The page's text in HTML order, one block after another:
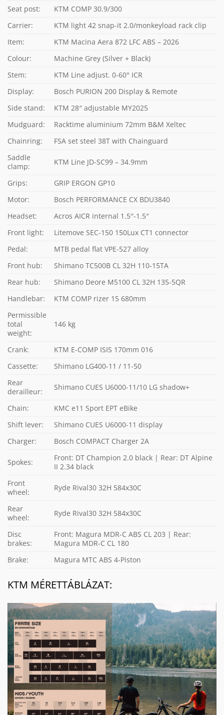
Seat post:
KTM COMP 30.9/300
Carrier:
KTM light 42 snap-it 2.0/monkeyload rack clip
Item:
KTM Macina Aera 872 LFC ABS – 2026
Colour:
Machine Grey (Silver + Black)
Stem:
KTM Line adjust. 0-60° ICR
Display:
Bosch PURION 200 Display & Remote
Side stand:
KTM 28″ adjustable MY2025
Mudguard:
Racktime aluminium 72mm B&M Xeltec
Chainring:
FSA set steel 38T with Chainguard
Saddle
clamp:
KTM Line JD-SC99 – 34.9mm
Grips:
GRIP ERGON GP10
Motor:
Bosch PERFORMANCE CX BDU3840
Headset:
Acros AICR internal 1.5″-1.5″
Front light:
Litemove SEC-150 150Lux CT1 connector
Pedal:
MTB pedal flat VPE-527 alloy
Front hub:
Shimano TC500B CL 32H 110-15TA
Rear hub:
Shimano Deore M5100 CL 32H 135-5QR
Handlebar:
KTM COMP rizer 15 680mm
Permissible
total
weight:
146 kg
Crank:
KTM E-COMP ISIS 170mm 016
Cassette:
Shimano LG400-11 / 11-50
Rear
derailleur:
Shimano CUES U6000-11/10 LG shadow+
Chain:
KMC e11 Sport EPT eBike
Shift lever:
Shimano CUES U6000-11 display
Charger:
Bosch COMPACT Charger 2A
Spokes:
Front: DT Champion 2.0 black | Rear: DT Alpine
II 2.34 black
Front
wheel:
Ryde Rival30 32H 584x30C
Rear
wheel:
Ryde Rival30 32H 584x30C
Disc
brakes:
Front: Magura MDR-C ABS CL 203 | Rear:
Magura MDR-C CL 180
Brake:
Magura MTC ABS 4-Piston
KTM MÉRETTÁBLÁZAT: